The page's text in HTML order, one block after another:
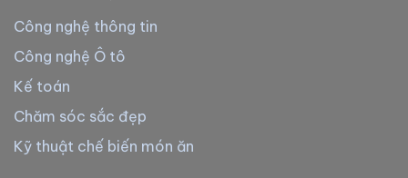
Công nghệ thông tin
Công nghệ Ô tô
Kế toán
Chăm sóc sắc đẹp
Kỹ thuật chế biến món ăn